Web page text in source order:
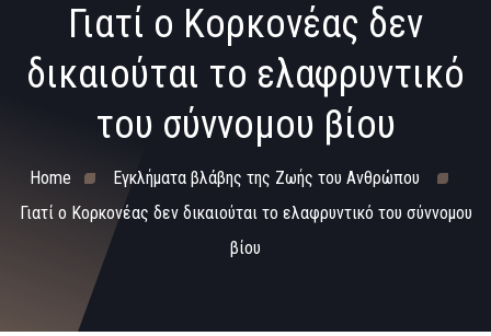
Γιατί ο Κορκονέας δεν
δικαιούται το ελαφρυντικό
του σύννομου βίου
Home
Εγκλήματα βλάβης της Ζωής του Ανθρώπου
Γιατί ο Κορκονέας δεν δικαιούται το ελαφρυντικό του σύννομου
βίου